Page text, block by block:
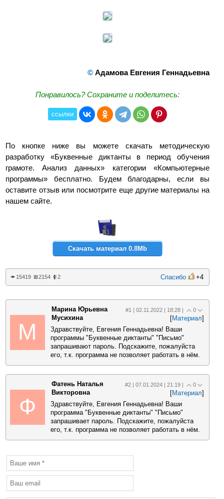
© Адамова Евгения Геннадьевна
Понравилось? Сохраните и поделитесь:
ссылки
По кнопке ниже вы можете скачать методическую
разработку «Буквенные диктанты в период обучения
грамоте. Анализ данных» категории «Компьютерные
программы» бесплатно. Будем благодарны, если вы
оставите отзыв или посмотрите еще другие материалы на
нашем сайте.
Скачать материал 0.8Mb
15419 2154 2 Спасибо +4
М
Марина Юрьевна
Мусихина
#1 | 02.11.2022 | 18:28 | 0
[Материал]
Здравствуйте, Евгения Геннадьевна! Ваши
программы "Буквенные диктанты" "Письмо"
запрашивают пароль. Подскажите, пожалуйста
его, т.к. программа не позволяет работать в нём.
Ф
Фатень Наталья
Викторовна
#2 | 07.01.2024 | 21:19 | 0
[Материал]
Здравствуйте, Евгения Геннадьевна! Ваши
программа "Буквенные диктанты" "Письмо"
запрашивает пароль. Подскажите, пожалуйста
его, т.к. программа не позволяет работать в нём.